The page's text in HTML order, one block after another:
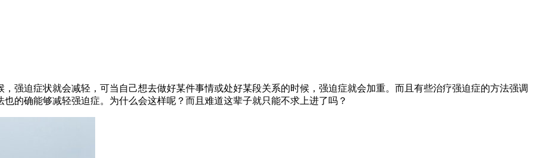
强迫症状就会减轻，可当自己想去做好某件事情或处好某段关系的时候，强迫症就会加重。而且有些治疗强迫症的方法强调
的确能够减轻强迫症。为什么会这样呢？而且难道这辈子就只能不求上进了吗？